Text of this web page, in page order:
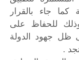
كما جاء بالقرار
للحفاظ على
ظل جهود الدولة
.